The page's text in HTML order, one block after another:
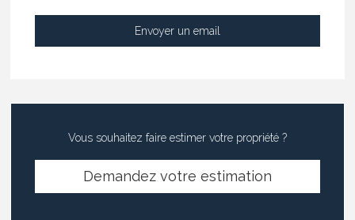
Vous souhaitez faire estimer votre propriété ?
Demandez votre estimation